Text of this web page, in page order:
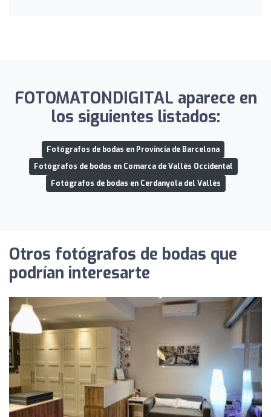
FOTOMATONDIGITAL aparece en
los siguientes listados:
Fotógrafos de bodas en Provincia de Barcelona
Fotógrafos de bodas en Comarca de Vallès Occidental
Fotógrafos de bodas en Cerdanyola del Vallès
Otros fotógrafos de bodas que
podrían interesarte